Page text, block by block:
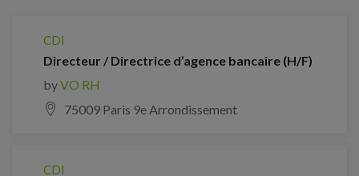
CDI
Directeur / Directrice d’agence bancaire (H/F)
byVO RH
75009 Paris 9e Arrondissement
CDI